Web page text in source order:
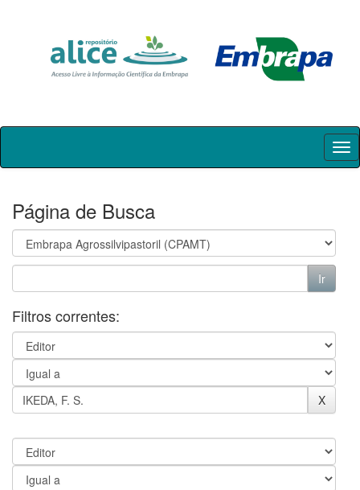
Skip
Página de Busca
Filtros correntes: